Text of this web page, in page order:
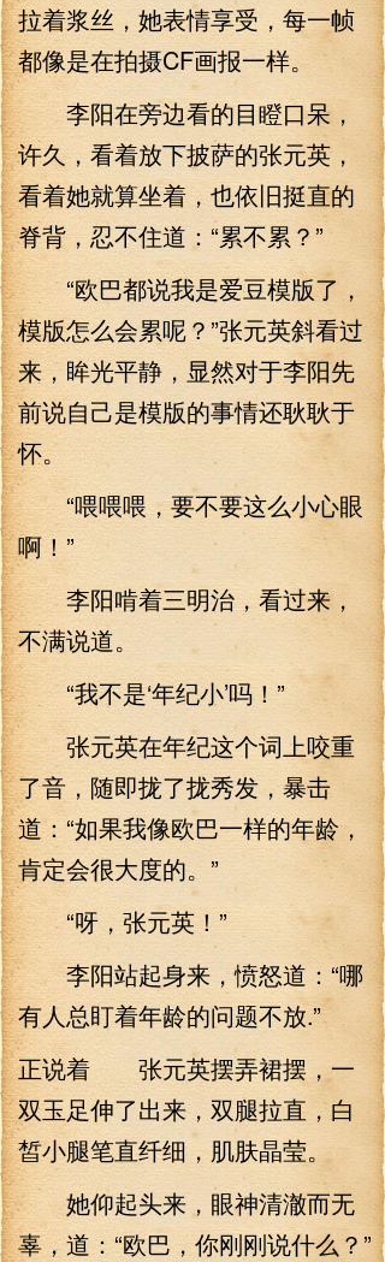
拉着浆丝，她表情享受，每一帧
都像是在拍摄CF画报一样。
李阳在旁边看的目瞪口呆，
许久，看着放下披萨的张元英，
看着她就算坐着，也依旧挺直的
脊背，忍不住道：“累不累？”
“欧巴都说我是爱豆模版了，
模版怎么会累呢？”张元英斜看过
来，眸光平静，显然对于李阳先
前说自己是模版的事情还耿耿于
怀。
“喂喂喂，要不要这么小心眼
啊！”
李阳啃着三明治，看过来，
不满说道。
“我不是‘年纪小’吗！”
张元英在年纪这个词上咬重
了音，随即拢了拢秀发，暴击
道：“如果我像欧巴一样的年龄，
肯定会很大度的。”
“呀，张元英！”
李阳站起身来，愤怒道：“哪
有人总盯着年龄的问题不放.”
正说着 张元英摆弄裙摆，一
双玉足伸了出来，双腿拉直，白
皙小腿笔直纤细，肌肤晶莹。
她仰起头来，眼神清澈而无
辜，道：“欧巴，你刚刚说什么？”